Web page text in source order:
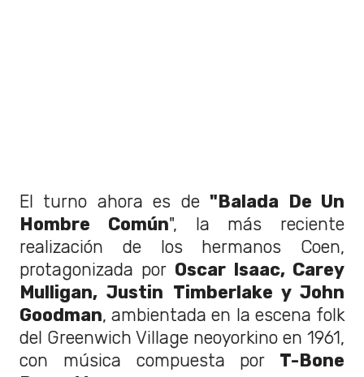
El turno ahora es de"Balada De Un
Hombre Común", la más reciente
realización de los hermanos Coen,
protagonizada por Oscar Isaac, Carey
Mulligan, Justin Timberlake y John
Goodman, ambientada en la escena folk
del Greenwich Village neoyorkino en 1961,
con música compuesta por T-Bone